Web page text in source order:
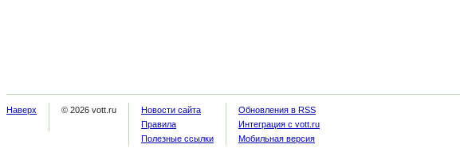
Наверх © 2026 vott.ru
Новости сайта
Правила
Полезные ссылки
Обновления в RSS
Интеграция с vott.ru
Мобильная версия